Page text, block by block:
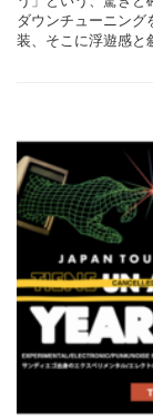
ダウンチューニン
装、そこに浮遊感